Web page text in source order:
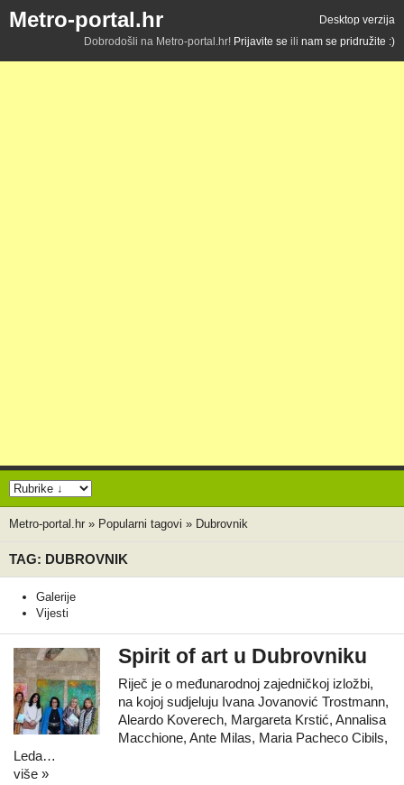
Metro-portal.hr
Desktop verzija
Dobrodošli na Metro-portal.hr! Prijavite se ili nam se pridružite :)
Metro-portal.hr » Popularni tagovi » Dubrovnik
TAG: DUBROVNIK
Galerije
Vijesti
Spirit of art u Dubrovniku
Riječ je o međunarodnoj zajedničkoj izložbi,
na kojoj sudjeluju Ivana Jovanović Trostmann,
Aleardo Koverech, Margareta Krstić, Annalisa
Macchione, Ante Milas, Maria Pacheco Cibils,
Leda…
više »